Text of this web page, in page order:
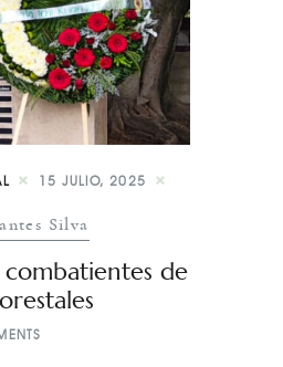
15 JULIO, 2025
Silva
de